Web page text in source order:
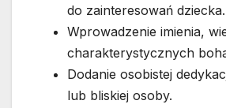
do zainteresowań dziecka.
Wprowadzenie imienia,
charakterystycznych
Dodanie osobistej
lub bliskiej osoby.